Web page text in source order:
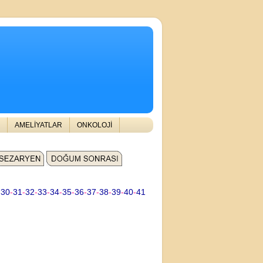
AMELİYATLAR ONKOLOJİ
30-31 -32-33-34-35-36-37-38-39-40-41